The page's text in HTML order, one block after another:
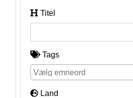
Titel
Tags
Land